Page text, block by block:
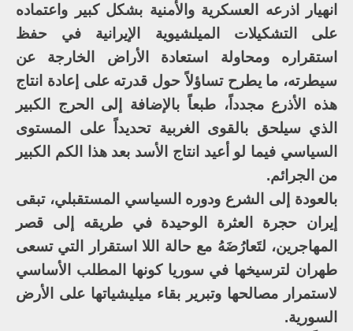
انهيار اذرعه العسكرية والأمنية بشكل كبير واعتماده
على التشكيلات الميلشيوية الإيرانية في حفظ
استقراره ومحاولة استعادة الأراض الخارجة عن
سيطرته، ما يطرح تساؤلاً حول قدرته على إعادة انتاج
هذه الأذرع مجدداً، طبعاً بالإضافة إلى الحرج الكبير
الذي سيلحق بالقوى الغربية تحديداً على المستوى
السياسي فيما لو أعيد انتاج الأسد بعد هذا الكم الكبير
من الجرائم.
بالعودة إلى الشرع ودوره السياسي المستقبلي، تبقى
إيران حجرة العثرة الوحيدة في طريقه إلى قصر
المهاجرين، لتَعارُضَهُ مع حالة اللا استقرار التي تسعى
طهران لترسيخها في سوريا كونها المطلب الأساسي
لاستمرار مصالحها وتبرير بقاء ميليشياتها على الأرض
السورية.